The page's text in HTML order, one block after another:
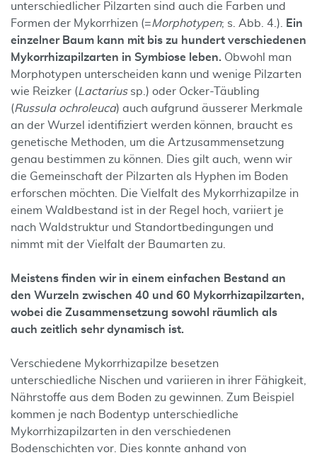
unterschiedlicher Pilzarten sind auch die Farben und
Formen der Mykorrhizen (=Morphotypen; s. Abb. 4.).
Ein
einzelner Baum kann mit bis zu hundert verschiedenen
Mykorrhizapilzarten in Symbiose leben. Obwohl man
Morphotypen unterscheiden kann und wenige Pilzarten
wie Reizker (Lactariussp.) oder Ocker-Täubling
(Russula ochroleuca) auch aufgrund äusserer Merkmale
an der Wurzel identifiziert werden können, braucht es
genetische Methoden, um die Artzusammensetzung
genau bestimmen zu können. Dies gilt auch, wenn wir
die Gemeinschaft der Pilzarten als Hyphen im Boden
erforschen möchten. Die Vielfalt des Mykorrhizapilze in
einem Waldbestand ist in der Regel hoch, variiert je
nach Waldstruktur und Standortbedingungen und
nimmt mit der Vielfalt der Baumarten zu.
Meistens finden wir in einem einfachen Bestand an
den Wurzeln zwischen 40 und 60 Mykorrhizapilzarten,
wobei die Zusammensetzung sowohl räumlich als
auch zeitlich sehr dynamisch ist.
Verschiedene Mykorrhizapilze besetzen
unterschiedliche Nischen und variieren in ihrer Fähigkeit,
Nährstoffe aus dem Boden zu gewinnen. Zum Beispiel
kommen je nach Bodentyp unterschiedliche
Mykorrhizapilzarten in den verschiedenen
Bodenschichten vor. Dies konnte anhand von